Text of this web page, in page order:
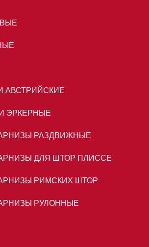
АВСТРИЙСКИЕ
ЭРКЕРНЫЕ
РАЗДВИЖНЫЕ
ДЛЯ ШТОР ПЛИССЕ
РИМСКИХ ШТОР
РУЛОННЫЕ